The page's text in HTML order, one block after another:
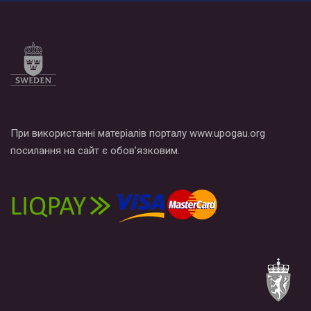
При використанні матеріалів порталу www.upogau.org
посилання на сайт є обов’язковим.